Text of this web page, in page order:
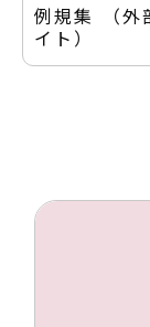
例規集 （外
イト）